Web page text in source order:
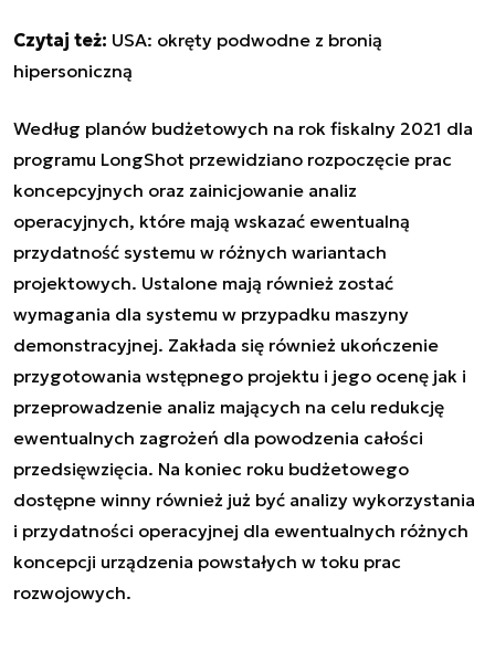
Czytaj też: USA: okręty podwodne z bronią
hipersoniczną
Według planów budżetowych na rok fiskalny 2021 dla
programu LongShot przewidziano rozpoczęcie prac
koncepcyjnych oraz zainicjowanie analiz
operacyjnych, które mają wskazać ewentualną
przydatność systemu w różnych wariantach
projektowych. Ustalone mają również zostać
wymagania dla systemu w przypadku maszyny
demonstracyjnej. Zakłada się również ukończenie
przygotowania wstępnego projektu i jego ocenę jak i
przeprowadzenie analiz mających na celu redukcję
ewentualnych zagrożeń dla powodzenia całości
przedsięwzięcia. Na koniec roku budżetowego
dostępne winny również już być analizy wykorzystania
i przydatności operacyjnej dla ewentualnych różnych
koncepcji urządzenia powstałych w toku prac
rozwojowych.